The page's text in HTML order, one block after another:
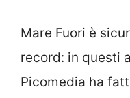
Mare Fuori è
record: in questi
Picomedia ha